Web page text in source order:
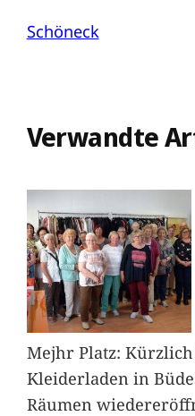
Schöneck
Verwandte
Mejhr Platz: Kürzlich
Kleiderladen in
Räumen